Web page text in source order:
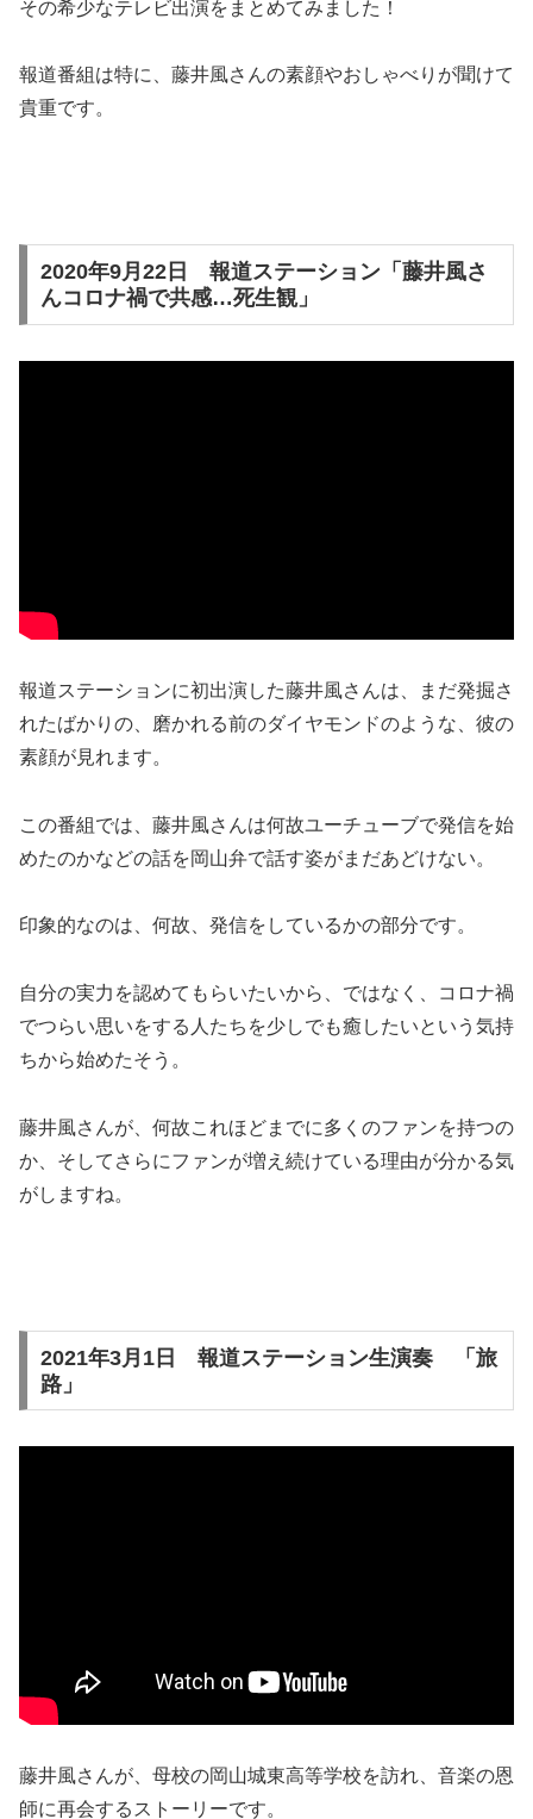
その希少なテレビ出演をまとめてみました！
報道番組は特に、藤井風さんの素顔やおしゃべりが聞けて
貴重です。
2020年9月22日 報道ステーション「藤井風さ
んコロナ禍で共感…死生観」
報道ステーションに初出演した藤井風さんは、まだ発掘さ
れたばかりの、磨かれる前のダイヤモンドのような、彼の
素顔が見れます。
この番組では、藤井風さんは何故ユーチューブで発信を始
めたのかなどの話を岡山弁で話す姿がまだあどけない。
印象的なのは、何故、発信をしているかの部分です。
自分の実力を認めてもらいたいから、ではなく、コロナ禍
でつらい思いをする人たちを少しでも癒したいという気持
ちから始めたそう。
藤井風さんが、何故これほどまでに多くのファンを持つの
か、そしてさらにファンが増え続けている理由が分かる気
がしますね。
2021年3月1日 報道ステーション生演奏 「旅
路」
藤井風さんが、母校の岡山城東高等学校を訪れ、音楽の恩
師に再会するストーリーです。